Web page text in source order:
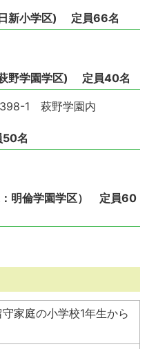
新小学区) 定員66名
野学園学区) 定員40名
398-1 萩野学園内
名
：明倫学園学区） 定員60
家庭の小学校1年生から